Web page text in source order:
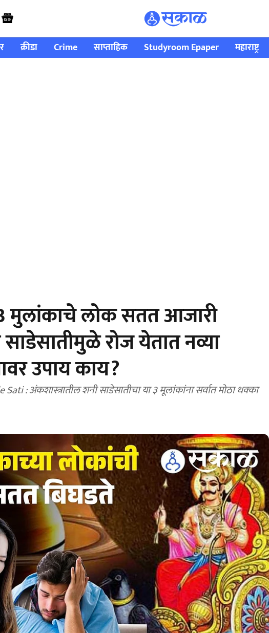
क्रीडा Crime साप्ताहिक Studyroom Epaper महाराष्ट्र
मुलांकाचे लोक सतत आजारी
रोज येतात नव्या
उपाय काय?
: अंकशास्त्रातील शनी साडेसातीचा या ३ मूलांकांना सर्वात मोठा धक्का